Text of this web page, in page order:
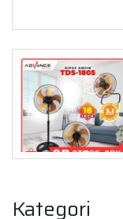
Kategori